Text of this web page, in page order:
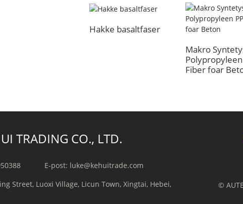
Hakke basaltfaser
Makro
Polypropyleen
Fiber foar
TRADING CO., LTD.
E-post: luke@kehuitrade.com
Street, Luoxi Village, Licun Town, Xingtai, Hebei,
©